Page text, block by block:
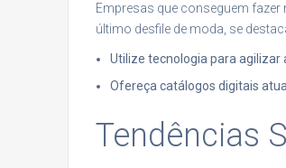
Empresas que conseguem
último desfile de moda, se
Utilize tecnologia para agilizar
Ofereça catálogos digitais
Tendências